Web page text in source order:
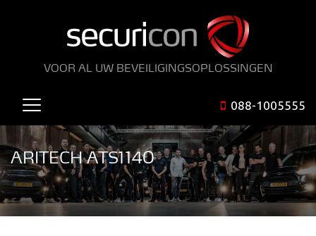
VOOR AL UW BEVEILIGINGSOPLOSSINGEN
088-1005555
ARITECH ATS1140